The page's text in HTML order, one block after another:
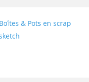
& Pots en scrap